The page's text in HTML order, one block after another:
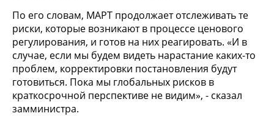
По его словам, МАРТ продолжает отслеживать те
риски, которые возникают в процессе ценового
регулирования, и готов на них реагировать. «И в
случае, если мы будем видеть нарастание каких-то
проблем, корректировки постановления будут
готовиться. Пока мы глобальных рисков в
краткосрочной перспективе не видим», - сказал
замминистра.